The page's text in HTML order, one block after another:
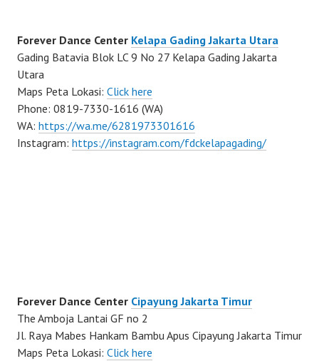
Forever Dance Center Kelapa Gading Jakarta Utara
Gading Batavia Blok LC 9 No 27 Kelapa Gading Jakarta
Utara
Maps Peta Lokasi: Click here
Phone: 0819-7330-1616 (WA)
WA: https://wa.me/6281973301616
Instagram: https://instagram.com/fdckelapagading/
Forever Dance Center Cipayung Jakarta Timur
The Amboja Lantai GF no 2
Jl. Raya Mabes Hankam Bambu Apus Cipayung Jakarta Timur
Maps Peta Lokasi: Click here